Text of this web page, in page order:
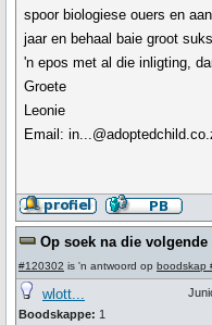
spoor biologiese ouers en
jaar en behaal baie groot
'n epos met al die inligting,
Groete
Leonie
Email:
Op soek na die volgende
#120302 is 'n antwoord op boodskap
wlott...
Boodskappe: 1